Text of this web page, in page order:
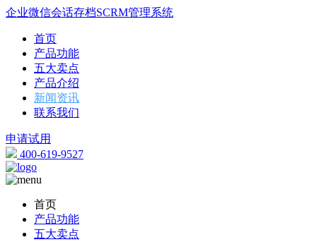
企业微信会话存档SCRM管理系统
首页
产品功能
五大卖点
产品介绍
新闻资讯
联系我们
申请试用
400-619-9527
首页
产品功能
五大卖点